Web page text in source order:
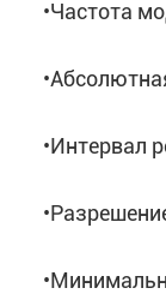
•Частота
•Интервал